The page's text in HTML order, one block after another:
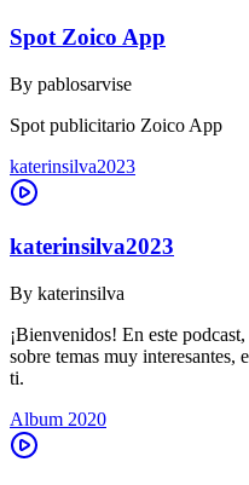
Spot Zoico App
By pablosarvise
Spot publicitario Zoico App
katerinsilva2023
katerinsilva2023
By katerinsilva
¡Bienvenidos! En este
sobre temas muy interesantes,
ti.
Album 2020